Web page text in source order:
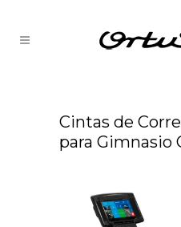
Cintas de
para Gimnasio